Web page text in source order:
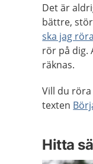
Det är
bättre,
ska jag
rör på dig.
räknas.
Vill du
texten
Hitta